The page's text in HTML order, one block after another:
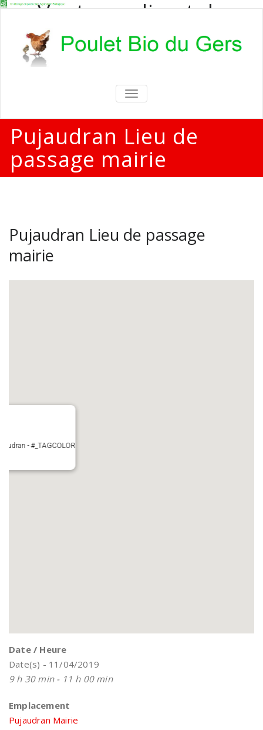
Vente en direct de
poulets bio
Vente en direct de poulets bio aux
particuliers et professionnels
TOGGLE
NAVIGATION
Pujaudran Lieu de
passage mairie
Pujaudran Lieu de passage
mairie
- #_TAGCOLOR
Date / Heure
Date(s) - 11/04/2019
9 h 30 min - 11 h 00 min
Emplacement
Pujaudran Mairie